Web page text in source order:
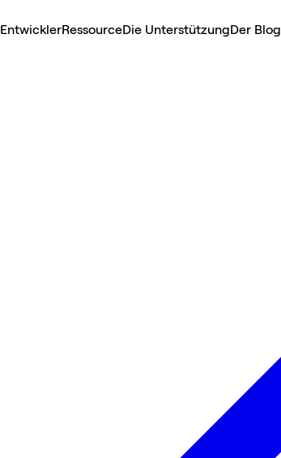
EntwicklerRessourceDie UnterstützungDer Blog